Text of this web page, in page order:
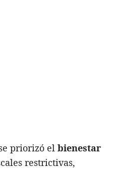
priorizó el bienestar
restrictivas,